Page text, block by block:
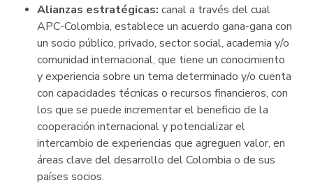
Alianzas estratégicas: canal a través del cual
APC-Colombia, establece un acuerdo gana-gana con
un socio público, privado, sector social, academia y/o
comunidad internacional, que tiene un conocimiento
y experiencia sobre un tema determinado y/o cuenta
con capacidades técnicas o recursos financieros, con
los que se puede incrementar el beneficio de la
cooperación internacional y potencializar el
intercambio de experiencias que agreguen valor, en
áreas clave del desarrollo del Colombia o de sus
países socios.